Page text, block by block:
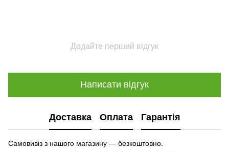
Додайте перший відгук
Написати відгук
Доставка Оплата Гарантія
Самовивіз з нашого магазину — безкоштовно.